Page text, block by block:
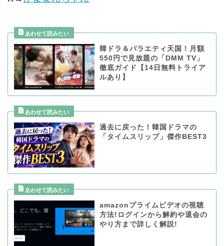
韓ドラ＆バラエティ天国！月額
550円で見放題の「DMM TV」
徹底ガイド【14日無料トライア
ルあり】
過去に戻った！韓国ドラマの
「タイムスリップ」傑作BEST3
amazonプライムビデオの視聴
方法!ログインから解約や退会の
やり方まで詳しく解説!